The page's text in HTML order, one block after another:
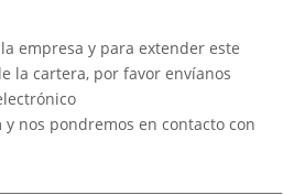
empresa y para extender este
la cartera, por favor envíanos
y nos pondremos en contacto con